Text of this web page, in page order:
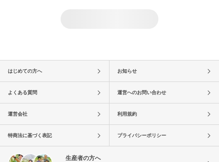
はじめての方へ お知らせ
よくある質問 運営へのお問い合わせ
運営会社 利用規約
特商法に基づく表記 プライバシーポリシー
生産者の方へ